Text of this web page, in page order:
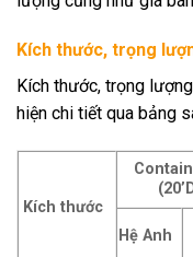
Kích thước, trọng
Kích thước, trọng
hiện chi tiết qua bảng
Kích thước
Hệ Anh